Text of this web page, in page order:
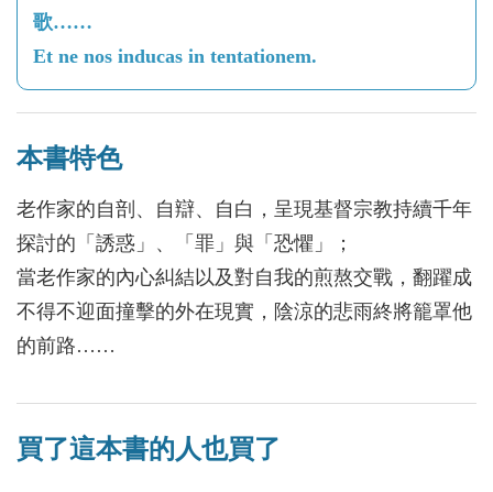
歌……
Et ne nos inducas in tentationem.
本書特色
老作家的自剖、自辯、自白，呈現基督宗教持續千年
探討的「誘惑」、「罪」與「恐懼」；
當老作家的內心糾結以及對自我的煎熬交戰，翻躍成
不得不迎面撞擊的外在現實，陰涼的悲雨終將籠罩他
的前路……
買了這本書的人也買了